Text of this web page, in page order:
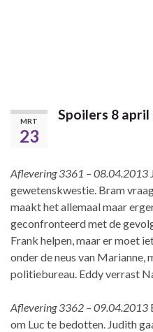
MRT
23
Spoilers 8
Aflevering 3361 – 08.04.2013
gewetenskwestie. Bram
maakt het allemaal maar
geconfronteerd met de
Frank helpen, maar er moet
onder de neus van Marianne,
politiebureau. Eddy verrast
Aflevering 3362 – 09.04.2013
om Luc te bedotten. Judith